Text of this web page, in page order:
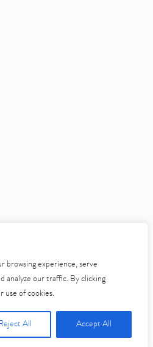
browsing experience, serve
analyze our traffic. By clicking
use of cookies.
All Accept All